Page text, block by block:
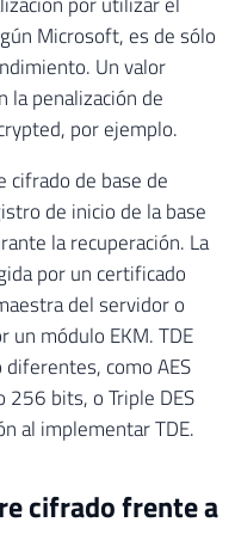
Microsoft, es de sólo
Un valor
la penalización de
por ejemplo.
cifrado de base de
de inicio de la base
la recuperación. La
por un certificado
del servidor o
un módulo EKM. TDE
como AES
bits, o Triple DES
al implementar TDE.
cifrado frente a